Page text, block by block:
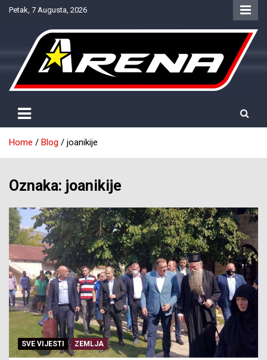
SkipPetak, 7 Augusta, 2026
NTV Arena
Home Blog joanikije
Oznaka: joanikije
SVE VIJESTI ZEMLJA